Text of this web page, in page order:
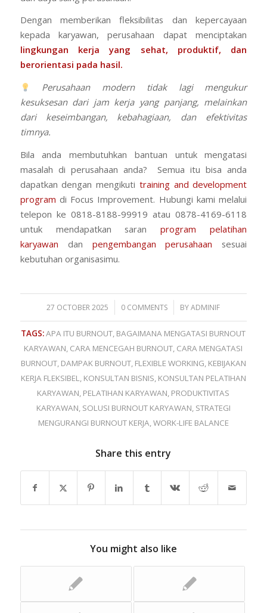
Dengan memberikan fleksibilitas dan kepercayaan
kepada karyawan, perusahaan dapat menciptakan
lingkungan kerja yang sehat, produktif, dan
berorientasi pada hasil.
Perusahaan modern tidak lagi mengukur
kesuksesan dari jam kerja yang panjang, melainkan
dari keseimbangan, kebahagiaan, dan efektivitas
timnya.
Bila anda membutuhkan bantuan untuk mengatasi
masalah di perusahaan anda? Semua itu bisa anda
dapatkan dengan mengikuti training and development
program di Focus Improvement. Hubungi kami melalui
telepon ke 0818-8188-99919 atau 0878-4169-6118
untuk mendapatkan saranprogram pelatihan
karyawan dan pengembangan perusahaan sesuai
kebutuhan organisasimu.
27 OCTOBER 2025
/ 0 COMMENTS
/ BYADMINIF
TAGS:APA ITU BURNOUT BAGAIMANA MENGATASI BURNOUT
KARYAWAN CARA MENCEGAH BURNOUT CARA MENGATASI
BURNOUT, DAMPAK BURNOUT, FLEXIBLE WORKING KEBIJAKAN
KERJA FLEKSIBEL
KONSULTAN BISNIS KONSULTAN PELATIHAN
KARYAWAN PELATIHAN KARYAWAN PRODUKTIVITAS
KARYAWAN SOLUSI BURNOUT KARYAWAN STRATEGI
MENGURANGI BURNOUT KERJA WORK-LIFE BALANCE
Share this entry
You might also like